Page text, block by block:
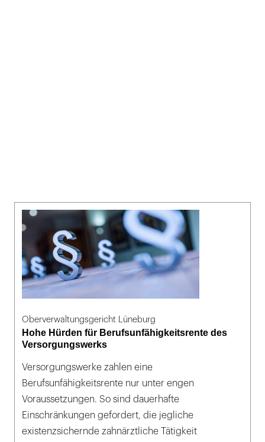
Oberverwaltungsgericht Lüneburg
Hohe Hürden für Berufsunfähigkeitsrente des
Versorgungswerks
Versorgungswerke zahlen eine
Berufsunfähigkeitsrente nur unter engen
Voraussetzungen. So sind dauerhafte
Einschränkungen gefordert, die jegliche
existenzsichernde zahnärztliche Tätigkeit